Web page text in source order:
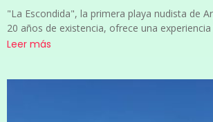
"La Escondida", la primera playa nudista de
20 años de existencia, ofrece una
Leer más